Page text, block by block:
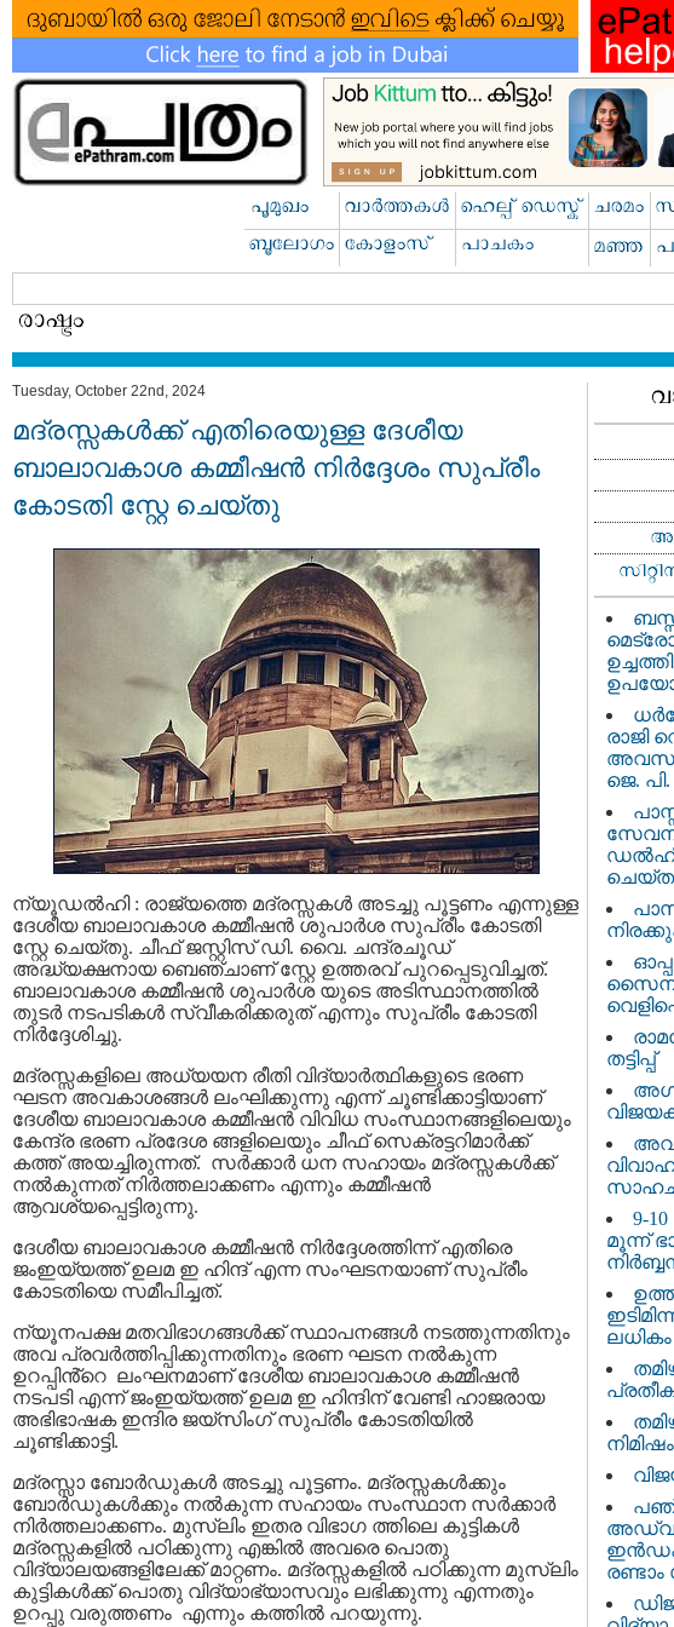
Tuesday, October 22nd, 2024
മദ്രസ്സകള്‍ക്ക് എതിരെയുള്ള ദേശീയ
ബാലാവകാശ കമ്മീഷന്‍ നിര്‍ദ്ദേശം സുപ്രീം
കോടതി സ്റ്റേ ചെയ്തു
ന്യൂഡല്‍ഹി : രാജ്യത്തെ മദ്രസ്സകള്‍ അടച്ചു പൂട്ടണം എന്നുള്ള
ദേശീയ ബാലാവകാശ കമ്മീഷന്‍ ശുപാര്‍ശ സുപ്രീം കോടതി
സ്റ്റേ ചെയ്തു. ചീഫ് ജസ്റ്റിസ് ഡി. വൈ. ചന്ദ്രചൂഡ്
അദ്ധ്യക്ഷനായ ബെഞ്ചാണ് സ്റ്റേ ഉത്തരവ് പുറപ്പെടുവിച്ചത്.
ബാലാവകാശ കമ്മീഷന്‍ ശുപാര്‍ശ യുടെ അടിസ്ഥാനത്തില്‍
തുടര്‍ നടപടികള്‍ സ്വീകരിക്കരുത് എന്നും സുപ്രീം കോടതി
നിര്‍ദ്ദേശിച്ചു.
മദ്രസ്സകളിലെ അധ്യയന രീതി വിദ്യാര്‍ത്ഥികളുടെ ഭരണ
ഘടന അവകാശങ്ങള്‍ ലംഘിക്കുന്നു എന്ന് ചൂണ്ടിക്കാട്ടിയാണ്
ദേശീയ ബാലാവകാശ കമ്മീഷന്‍ വിവിധ സംസ്ഥാനങ്ങളിലെയും
കേന്ദ്ര ഭരണ പ്രദേശ ങ്ങളിലെയും ചീഫ് സെക്രട്ടറിമാര്‍ക്ക്
കത്ത് അയച്ചിരുന്നത്. സര്‍ക്കാര്‍ ധന സഹായം മദ്രസ്സകള്‍ക്ക്
നല്‍കുന്നത് നിര്‍ത്തലാക്കണം എന്നും കമ്മീഷന്‍
ആവശ്യപ്പെട്ടിരുന്നു.
ദേശീയ ബാലാവകാശ കമ്മീഷന്‍ നിര്‍ദ്ദേശത്തിന്ന് എതിരെ
ജംഇയ്യത്ത് ഉലമ ഇ ഹിന്ദ് എന്ന സംഘടനയാണ് സുപ്രീം
കോടതിയെ സമീപിച്ചത്.
ന്യൂനപക്ഷ മതവിഭാഗങ്ങള്‍ക്ക് സ്ഥാപനങ്ങള്‍ നടത്തുന്നതിനും
അവ പ്രവര്‍ത്തിപ്പിക്കുന്നതിനും ഭരണ ഘടന നല്‍കുന്ന
ഉറപ്പിൻ്റെ ലംഘനമാണ് ദേശീയ ബാലാവകാശ കമ്മീഷന്‍
നടപടി എന്ന് ജംഇയ്യത്ത് ഉലമ ഇ ഹിന്ദിന് വേണ്ടി ഹാജരായ
അഭിഭാഷക ഇന്ദിര ജയ്സിംഗ് സുപ്രീം കോടതിയില്‍
ചൂണ്ടിക്കാട്ടി.
മദ്രസ്സാ ബോര്‍ഡുകള്‍ അടച്ചു പൂട്ടണം. മദ്രസ്സകൾക്കും
ബോര്‍ഡുകള്‍ക്കും നല്‍കുന്ന സഹായം സംസ്ഥാന സര്‍ക്കാര്‍
നിര്‍ത്തലാക്കണം. മുസ്‌ലിം ഇതര വിഭാഗ ത്തിലെ കുട്ടികള്‍
മദ്രസ്സകളിൽ പഠിക്കുന്നു എങ്കിൽ അവരെ പൊതു
വിദ്യാലയങ്ങളിലേക്ക് മാറ്റണം. മദ്രസ്സകളിൽ പഠിക്കുന്ന മുസ്‌ലിം
കുട്ടികള്‍ക്ക് പൊതു വിദ്യാഭ്യാസവും ലഭിക്കുന്നു എന്നതും
ഉറപ്പു വരുത്തണം എന്നും കത്തില്‍ പറയുന്നു.
രാജി
ജെ. പി.
ഡൽഹി
തട്ടിപ്പ്
9-
മൂന്ന്
ലധികം
നിമിഷം